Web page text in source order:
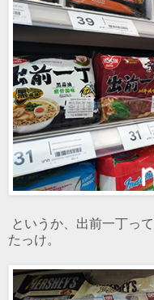
というか、出前一丁っ
たっけ。